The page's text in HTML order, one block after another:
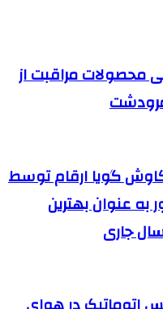
محصولات مراقبت از
گویا ارقام توسط
به عنوان بهترین
جاری